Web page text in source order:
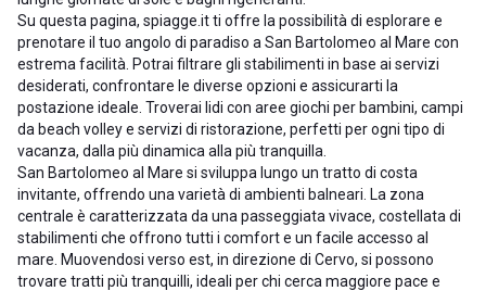
Su questa pagina, spiagge.it ti offre la possibilità di esplorare e
prenotare il tuo angolo di paradiso a San Bartolomeo al Mare con
estrema facilità. Potrai filtrare gli stabilimenti in base ai servizi
desiderati, confrontare le diverse opzioni e assicurarti la
postazione ideale. Troverai lidi con aree giochi per bambini, campi
da beach volley e servizi di ristorazione, perfetti per ogni tipo di
vacanza, dalla più dinamica alla più tranquilla.
San Bartolomeo al Mare si sviluppa lungo un tratto di costa
invitante, offrendo una varietà di ambienti balneari. La zona
centrale è caratterizzata da una passeggiata vivace, costellata di
stabilimenti che offrono tutti i comfort e un facile accesso al
mare. Muovendosi verso est, in direzione di Cervo, si possono
trovare tratti più tranquilli, ideali per chi cerca maggiore pace e